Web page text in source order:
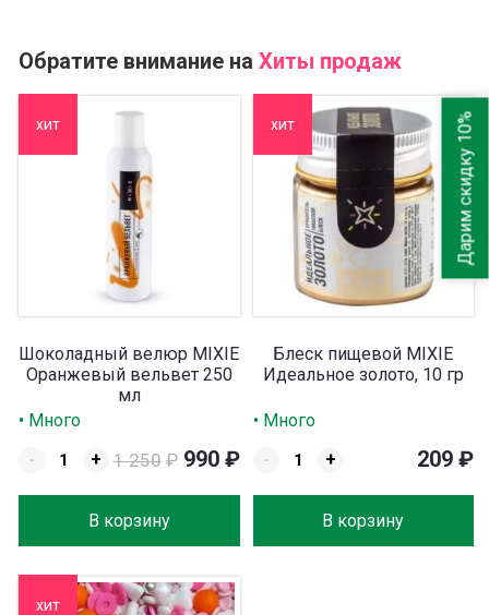
Обратите внимание на Хиты продаж
хит
Шоколадный велюр MIXIE
Оранжевый вельвет 250
мл
• Много
-
+
В корзину
1 250 ₽ 990 ₽
хит
Блеск пищевой MIXIE
Идеальное золото, 10 гр
• Много
-
+
В корзину
209 ₽
хит
Дарим скидку 10%